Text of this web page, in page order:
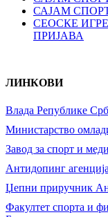
САЈАМ
СЕОСКЕ
ПРИЈАВА
ЛИНКОВИ
Влада Републике
Министарство
Завод за спорт и
Антидопинг
Џепни приручник
Факултет спорта и